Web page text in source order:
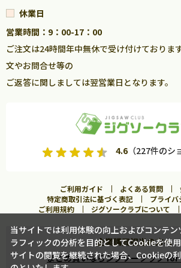
入荷案内申し込み
休業日
営業時間：9：00-17：00
ご注文は24時間年中無休で受け付けておりま
文やお問合せ等の
ご返答に関しましては翌営業日となります。
4.6（227件のシ
ご利用ガイド よくある質問
特定商取引法に基づく表記
プライバ
ご利用規約
ジグソークラブについて
企業購買担当の方へ
まとめ買いならジグソークラブ for
当サイトでは利用体験の向上およびコンテ
ラフィックの分析を目的としてCookieを使用
サイトの閲覧を継続された場合、Cookieの